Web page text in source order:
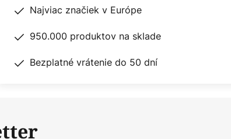
Najviac značiek v Európe
950.000 produktov na sklade
Bezplatné vrátenie do 50 dní